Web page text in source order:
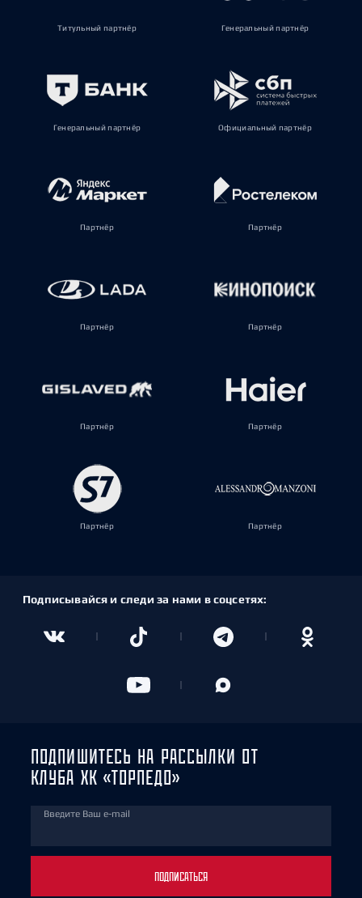
Титульный партнёр Генеральный партнёр
Генеральный партнёр Официальный партнёр
Партнёр Партнёр
Партнёр Партнёр
Партнёр Партнёр
Партнёр Партнёр
Подписывайся и следи за нами в соцсетях:
ПОДПИШИТЕСЬ НА РАССЫЛКИ ОТ
КЛУБА ХК «ТОРПЕДО»
Введите Ваш e-mail
ПОДПИСАТЬСЯ